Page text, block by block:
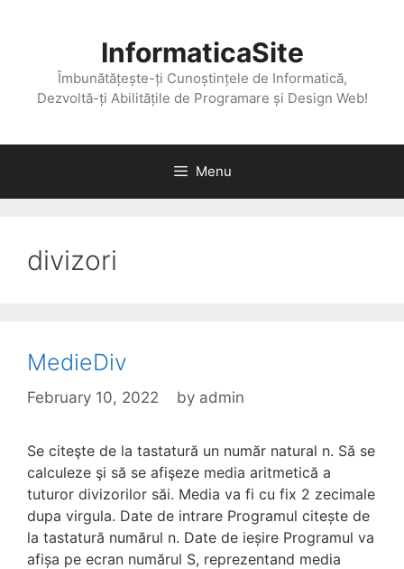
InformaticaSite
Îmbunătățește-ți Cunoștințele de Informatică,
Dezvoltă-ți Abilitățile de Programare și Design Web!
Menu
divizori
MedieDiv
February 10, 2022 by admin
Se citeşte de la tastatură un număr natural n. Să se
calculeze şi să se afişeze media aritmetică a
tuturor divizorilor săi. Media va fi cu fix 2 zecimale
dupa virgula. Date de intrare Programul citește de
la tastatură numărul n. Date de ieșire Programul va
afișa pe ecran numărul S, reprezentand media